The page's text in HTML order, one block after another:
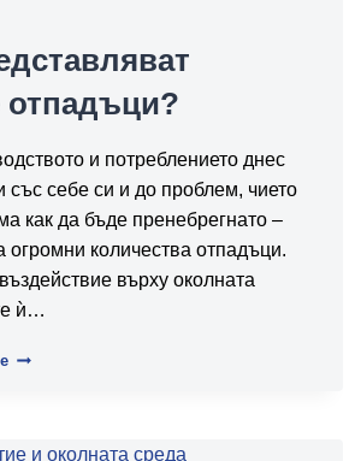
отпадъци?
и потреблението днес
себе си и до проблем, чието
как да бъде пренебрегнато –
огромни количества отпадъци.
върху околната
ѝ…
Какво